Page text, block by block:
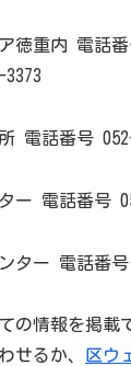
徳重内 電話
電話番号
ー 電話番号
ター 電話番
の情報を掲載
せるか、 区ウ